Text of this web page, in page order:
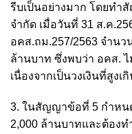
รีบเป็นอย่างมาก โดยทำ
จำกัด เมื่อวันที่ 31 ส.ค
อคส.ถม.257/2563 จำน
ล้านบาท ซึ่งพบว่า อคส.
เนื่องจากเป็นวงเงินที่สูงเ
3. ในสัญญาข้อที่ 5 กำหน
2,000 ล้านบาทและต้อง